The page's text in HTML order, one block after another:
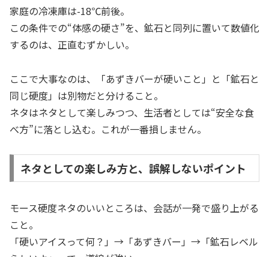
家庭の冷凍庫は-18℃前後。
この条件での“体感の硬さ”を、鉱石と同列に置いて数値化
するのは、正直むずかしい。
ここで大事なのは、「あずきバーが硬いこと」と「鉱石と
同じ硬度」は別物だと分けること。
ネタはネタとして楽しみつつ、生活者としては“安全な食
べ方”に落とし込む。これが一番損しません。
ネタとしての楽しみ方と、誤解しないポイント
モース硬度ネタのいいところは、会話が一発で盛り上がる
こと。
「硬いアイスって何？」→「あずきバー」→「鉱石レベル